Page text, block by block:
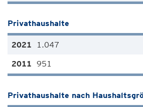
Privathaushalte
1.047
951
Privathaushalte nach